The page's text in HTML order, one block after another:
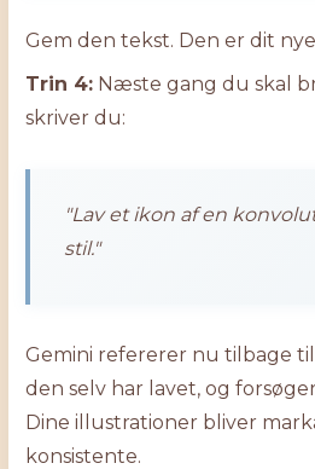
Gem den tekst. Den er dit
Trin 4: Næste gang du skal
skriver du:
"Lav et ikon af en
stil."
Gemini refererer nu tilbage
den selv har lavet, og
Dine illustrationer bliver
konsistente.